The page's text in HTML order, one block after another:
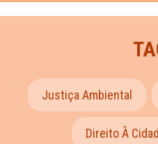
Justiça Ambiental
Direito À